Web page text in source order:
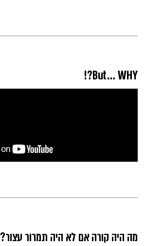
But… WHY?!
מה היה קורה אם לא היה תמרור עצור?